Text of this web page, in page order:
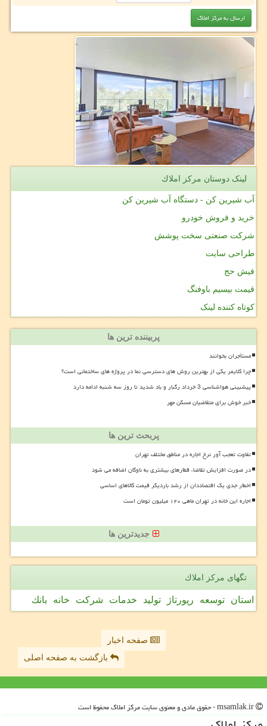
لینک دوستان مركز املاك
آب شیرین کن - دستگاه آب شیرین کن
خرید و فروش خودرو
شرکت صنعتی سخت پوشش
طراحی سایت
فیش حج
قیمت بیسیم باوفنگ
کوتاه کننده لینک
پربیننده ترین ها
مستأجران بخوانند
چرا کلایمر یکی از بهترین روش های دسترسی نما در پروژه های ساختمانی است؟
پیشبینی هواشناسی 3 خرداد رگبار و باد شدید تا روز سه شنبه ادامه دارد
خبر خوش برای متقاضیان مسکن مهر
پربحث ترین ها
تفاوت تعجب آور نرخ اجاره در مناطق مختلف تهران
در صورت افزایش تقاضا، قطارهای بیشتری به ناوگان اضافه می شود
اخطار جدی یک اقتصاددان از رشد باردیگر قیمت کالاهای اساسی
اجاره این خانه در تهران ماهی ۱۲۰ میلیون تومان است
جدیدترین ها
تگهای مركز املاك
استان توسعه رپورتاژ تولید خدمات شركت خانه بانك
صفحه اخبار
بازگشت به صفحه اصلی